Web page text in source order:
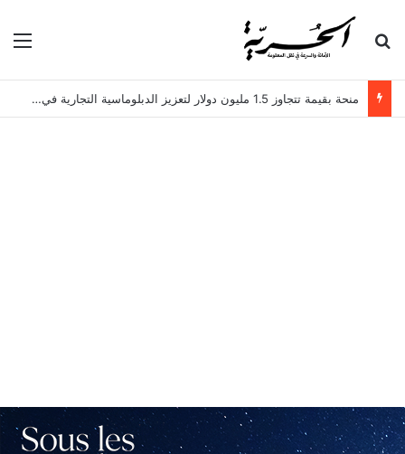
بحث عن
منحة بقيمة تتجاوز 1.5 مليون دولار لتعزيز الدبلوماسية التجارية في تونس!